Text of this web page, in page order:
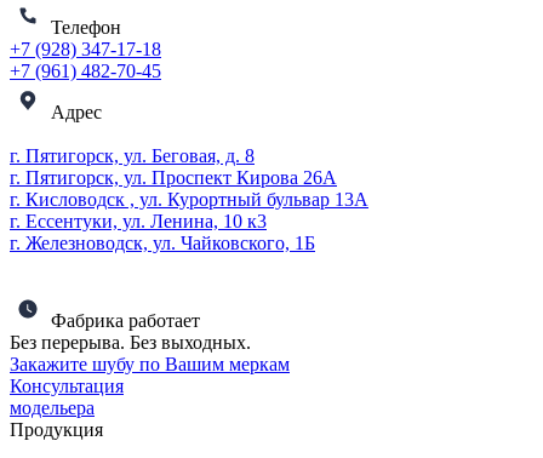
Телефон
+7 (928) 347-17-18
+7 (961) 482-70-45
Адрес
г. Пятигорск, ул. Беговая, д. 8
г. Пятигорск, ул. Проспект Кирова 26А
г. Кисловодск , ул. Курортный бульвар 13А
г. Ессентуки, ул. Ленина, 10 к3
г. Железноводск, ул. Чайковского, 1Б
Фабрика работает
Без перерыва. Без выходных.
Закажите шубу по Вашим меркам
Консультация
модельера
Продукция